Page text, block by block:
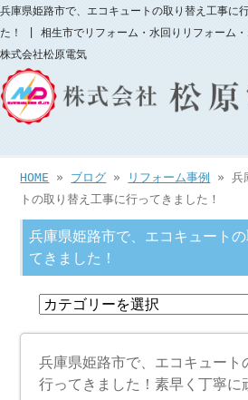
兵庫県姫路市で、エコキュートの取り替え工事に
た！ | 相生市でリフォーム・水回りリフォーム・
株式会社松原電気
HOME » ブログ » リフォーム事例
» 兵
トの取り替え工事に行ってきました！
兵庫県姫路市で、エコキュート
てきました！
兵庫県姫路市で、エコキュート
行ってきました！素早く丁寧に